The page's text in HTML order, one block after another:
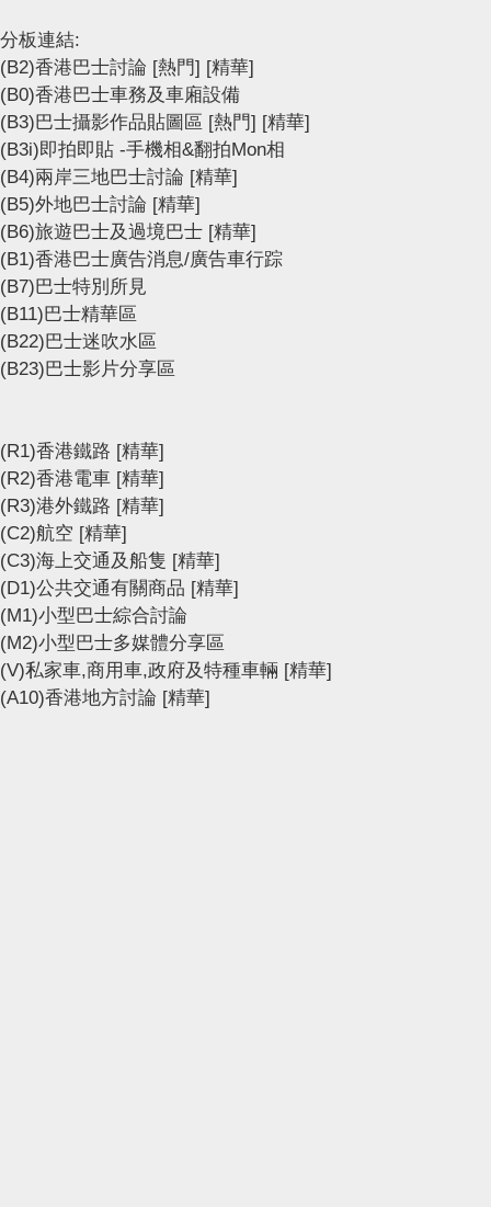
分板連結:
(B2)香港巴士討論 [熱門] [精華]
(B0)香港巴士車務及車廂設備
(B3)巴士攝影作品貼圖區 [熱門] [精華]
(B3i)即拍即貼 -手機相&翻拍Mon相
(B4)兩岸三地巴士討論 [精華]
(B5)外地巴士討論 [精華]
(B6)旅遊巴士及過境巴士 [精華]
(B1)香港巴士廣告消息/廣告車行踪
(B7)巴士特別所見
(B11)巴士精華區
(B22)巴士迷吹水區
(B23)巴士影片分享區
(R1)香港鐵路 [精華]
(R2)香港電車 [精華]
(R3)港外鐵路 [精華]
(C2)航空 [精華]
(C3)海上交通及船隻 [精華]
(D1)公共交通有關商品 [精華]
(M1)小型巴士綜合討論
(M2)小型巴士多媒體分享區
(V)私家車,商用車,政府及特種車輛 [精華]
(A10)香港地方討論 [精華]